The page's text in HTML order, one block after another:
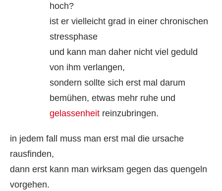
hoch?
ist er vielleicht grad in einer chronischen
stressphase
und kann man daher nicht viel geduld
von ihm verlangen,
sondern sollte sich erst mal darum
bemühen, etwas mehr ruhe und
gelassenheit reinzubringen.
in jedem fall muss man erst mal die ursache
rausfinden,
dann erst kann man wirksam gegen das quengeln
vorgehen.